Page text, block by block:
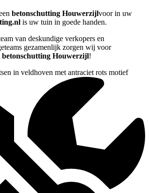
betonschutting Houwerzijlvoor in uw
is uw tuin in goede handen.
van deskundige verkopers en
gezamenlijk zorgen wij voor
betonschutting Houwerzijl!